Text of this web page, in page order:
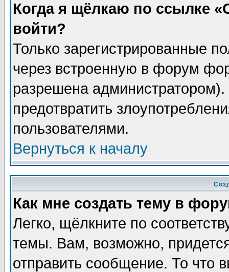
Когда я щёлкаю по ссылке
войти?
Только зарегистрированные
через встроенную в форум
разрешена
предотвратить
пользователями.
Вернуться к началу
Как мне создать тему в
Легко, щёлкните по
темы. Вам, возможно,
отправить сообщение. То что